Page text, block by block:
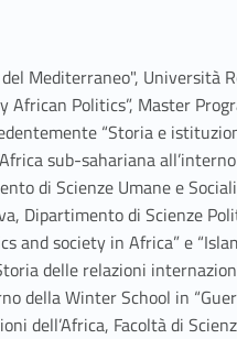
Mediterraneo", Università
African Politics”, Master
“Storia e
sub-sahariana
di Scienze Umane e
Dipartimento di Scienze
and society in Africa” e
delle relazioni
della Winter School in
dell’Africa, Facoltà di